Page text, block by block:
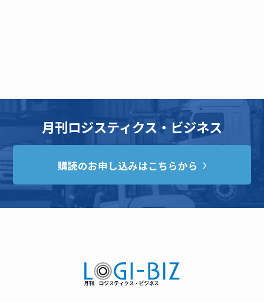
月刊ロジスティクス・ビジネス
購読のお申し込みはこちらから